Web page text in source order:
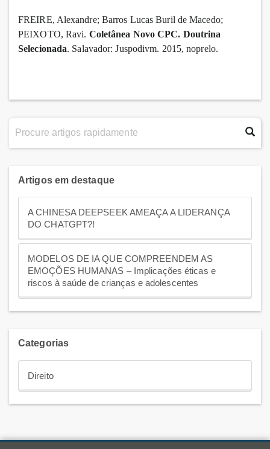
FREIRE, Alexandre; Barros Lucas Buril de Macedo;
PEIXOTO, Ravi. Coletânea Novo CPC. Doutrina
Selecionada. Salavador: Juspodivm. 2015, noprelo.
Artigos em destaque
A CHINESA DEEPSEEK AMEAÇA A LIDERANÇA
DO CHATGPT?!
MODELOS DE IA QUE COMPREENDEM AS
EMOÇÕES HUMANAS – Implicações éticas e
riscos à saúde de crianças e adolescentes
Categorias
Direito